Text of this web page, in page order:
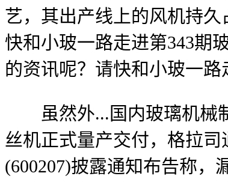
艺，其出产线上的风机持
快和小玻一路走进第343期
的资讯呢？请快和小玻一路
虽然外...国内玻璃机械制
丝机正式量产交付，格拉司
(600207)披露通知布告称